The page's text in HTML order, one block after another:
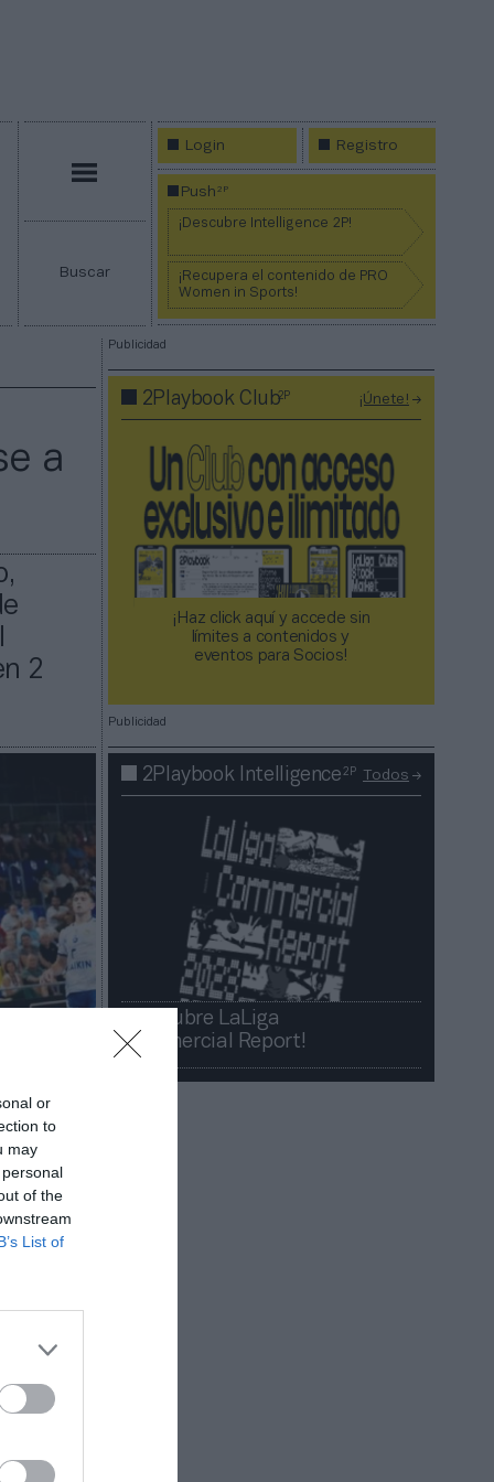
or
to
may
of the
List of
Buscar
Login Registro
Push2P
¡Descubre Intelligence 2P!
¡Recupera el contenido de PRO
Women in Sports!
a
2
2023.
rec
Publicidad
2Playbook Club2P ¡Únete!
¡Haz click aquí y accede sin
límites a contenidos y
eventos para Socios!​​​​​​​
Publicidad
2Playbook Intelligence2P Todos
¡Descubre LaLiga
Commercial Report!​​